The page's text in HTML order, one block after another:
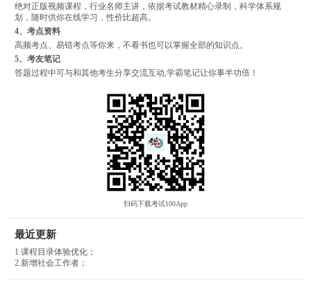
绝对正版视频课程，行业名师主讲，依据考试教材精心录制，科学体系规
划，随时供你在线学习，性价比超高。
4、考点资料
高频考点、易错考点等你来，不看书也可以掌握全部的知识点。
5、考友笔记
答题过程中可与和其他考生分享交流互动,学霸笔记让你事半功倍！
扫码下载考试100App
最近更新
1.课程目录体验优化；
2.新增社会工作者；